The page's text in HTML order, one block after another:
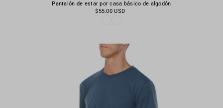
Pantalón de estar por casa básico de algodón
$55.00 USD